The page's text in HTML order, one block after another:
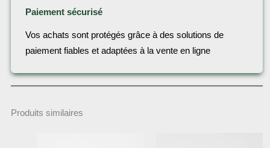
Paiement sécurisé
Vos achats sont protégés grâce à des solutions de
paiement fiables et adaptées à la vente en ligne
Produits similaires